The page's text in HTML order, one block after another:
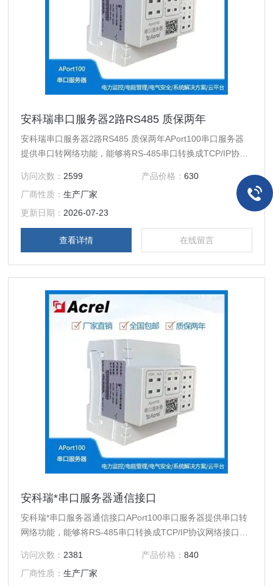
安科瑞串口服务器2路RS485 质保两年
安科瑞串口服务器2路RS485 质保两年APort100串口服务器
提供串口转网络功能，能够将RS-485串口转换成TCP/IP协议
访问次数： 2599 产品价格： 630
厂商性质：生产厂家
更新日期： 2026-07-23
查看详情 在线留言
安科瑞*串口服务器通信接口
安科瑞*串口服务器通信接口APort100串口服务器提供串口转
网络功能，能够将RS-485串口转换成TCP/IP协议网络接口，
访问次数： 2381 产品价格： 840
厂商性质：生产厂家